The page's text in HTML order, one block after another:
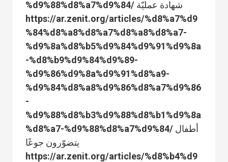
%d9%88%d8%a7%d9%84/ شهادة عمليّة
https://ar.zenit.org/articles/%d8%a7%d9
%84%d8%a8%d8%a7%d8%a8%d8%a7-
%d9%8a%d8%b5%d9%84%d9%91%d9%8a
-%d8%b9%d9%84%d9%89-
%d9%86%d9%8a%d9%91%d8%a9-
%d9%84%d8%a8%d9%86%d8%a7%d9%86
-
%d9%88%d8%b3%d9%88%d8%b1%d9%8a
%d8%a7-%d9%88%d8%a7%d9%84/ أطفال
يتضوّرون جوعًا
https://ar.zenit.org/articles/%d8%b4%d9